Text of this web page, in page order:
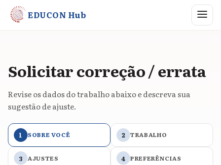
EDUCON Hub Abrir
Solicitar correção / errata
Revise os dados do trabalho abaixo e descreva sua
sugestão de ajuste.
1 SOBRE VOCÊ 2 TRABALHO
3 AJUSTES 4 PREFERÊNCIAS